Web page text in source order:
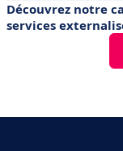
Découvrez notre
services